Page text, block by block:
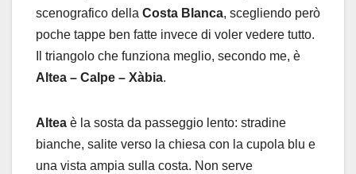
scenografico della Costa Blanca, scegliendo però
poche tappe ben fatte invece di voler vedere tutto.
Il triangolo che funziona meglio, secondo me, è
Altea – Calpe – Xàbia.
Altea è la sosta da passeggio lento: stradine
bianche, salite verso la chiesa con la cupola blu e
una vista ampia sulla costa. Non serve